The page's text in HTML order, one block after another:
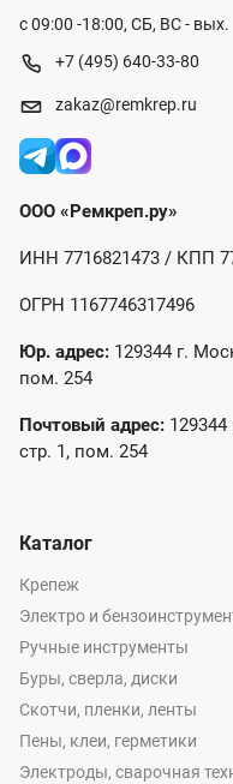
с 09:00 -18:00, СБ, ВС - вых.
+7 (495) 640-33-80
zakaz@remkrep.ru
ООО «Ремкреп.ру»
ИНН 7716821473 / КПП
ОГРН 1167746317496
Юр. адрес: 129344 г.
пом. 254
Почтовый адрес:
стр. 1, пом. 254
Каталог
Крепеж
Электро и
Ручные инструменты
Буры, сверла, диски
Скотчи, пленки, ленты
Пены, клеи, герметики
Электроды, сварочная